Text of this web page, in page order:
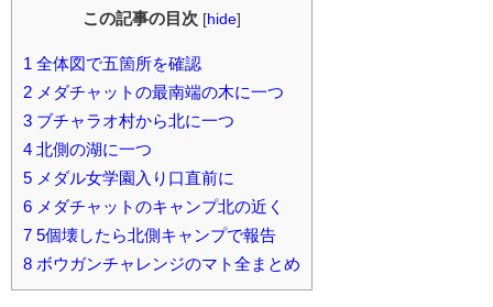
この記事の目次 [hide]
1 全体図で五箇所を確認
2 メダチャットの最南端の木に一つ
3 ブチャラオ村から北に一つ
4 北側の湖に一つ
5 メダル女学園入り口直前に
6 メダチャットのキャンプ北の近く
7 5個壊したら北側キャンプで報告
8 ボウガンチャレンジのマト全まとめ